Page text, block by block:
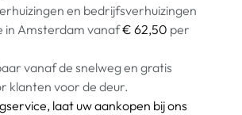
en bedrijfsverhuizingen
in Amsterdam vanaf € 62,50 per
vanaf de snelweg en gratis
klanten voor de deur.
, laat uw aankopen bij ons